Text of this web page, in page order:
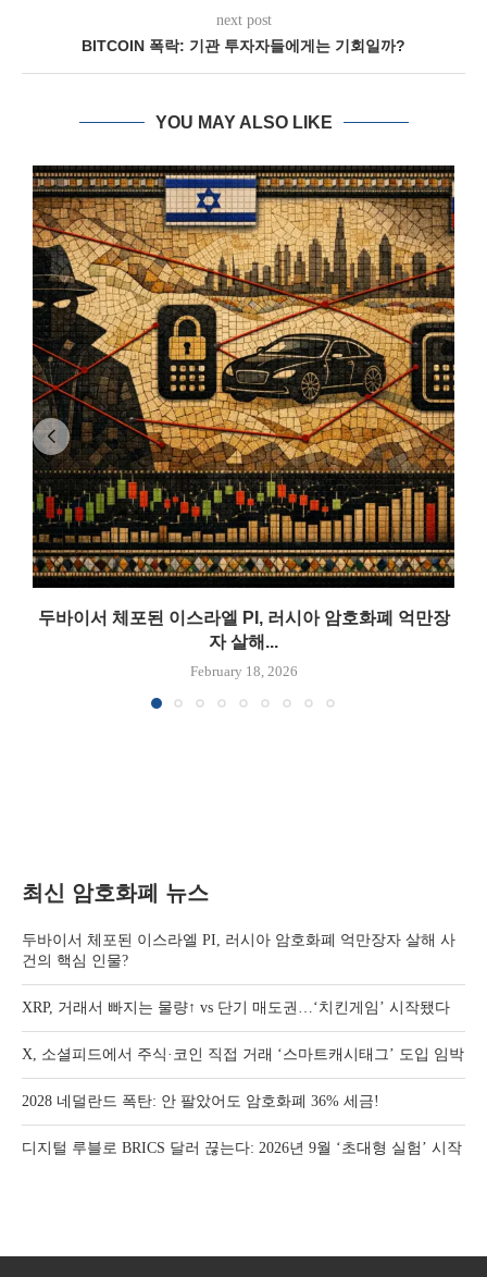
next post
BITCOIN 폭락: 기관 투자자들에게는 기회일까?
YOU MAY ALSO LIKE
두바이서 체포된 이스라엘 PI, 러시아 암호화폐 억만장
자 살해...
February 18, 2026
최신 암호화폐 뉴스
두바이서 체포된 이스라엘 PI, 러시아 암호화폐 억만장자 살해 사
건의 핵심 인물?
XRP, 거래서 빠지는 물량↑ vs 단기 매도권…‘치킨게임’ 시작됐다
X, 소셜피드에서 주식·코인 직접 거래 ‘스마트캐시태그’ 도입 임박
2028 네덜란드 폭탄: 안 팔았어도 암호화폐 36% 세금!
디지털 루블로 BRICS 달러 끊는다: 2026년 9월 ‘초대형 실험’ 시작